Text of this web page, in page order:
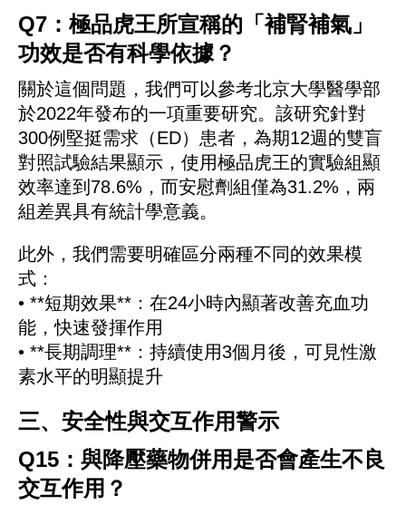
Q7：極品虎王所宣稱的「補腎補氣」
功效是否有科學依據？
關於這個問題，我們可以參考北京大學醫學部
於2022年發布的一項重要研究。該研究針對
300例堅挺需求（ED）患者，為期12週的雙盲
對照試驗結果顯示，使用極品虎王的實驗組顯
效率達到78.6%，而安慰劑組僅為31.2%，兩
組差異具有統計學意義。
此外，我們需要明確區分兩種不同的效果模
式：
• **短期效果**：在24小時內顯著改善充血功
能，快速發揮作用
• **長期調理**：持續使用3個月後，可見性激
素水平的明顯提升
三、安全性與交互作用警示
Q15：與降壓藥物併用是否會產生不良
交互作用？